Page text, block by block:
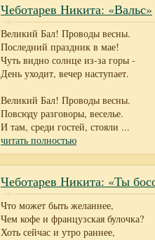
Чеботарев Никита: «Вальс»
Великий Бал! Проводы весны.
Последний праздник в мае!
Чуть видно солнце из-за горы -
День уходит, вечер наступает.
Великий Бал! Проводы весны.
Повсюду разговоры, веселье.
И там, среди гостей, стояли ...
читать полностью
Чеботарев Никита: «Ты
Что может быть желаннее,
Чем кофе и французская булочка?
Хоть сейчас и утро раннее,